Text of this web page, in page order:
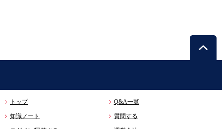
トップ Q&A一覧
知識ノート 質問する